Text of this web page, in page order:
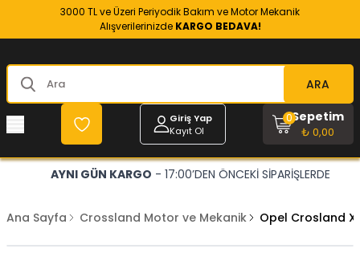
3000 TL ve Üzeri Periyodik Bakım ve Motor Mekanik
Alışverilerinizde KARGO BEDAVA!
ARA
Giriş Yap
Kayıt Ol
Sepetim
₺ 0,00
0
AYNI GÜN KARGO - 17:00’DEN ÖNCEKİ SİPARİŞLERDE
Ana Sayfa Crossland Motor ve Mekanik Opel Crosland X